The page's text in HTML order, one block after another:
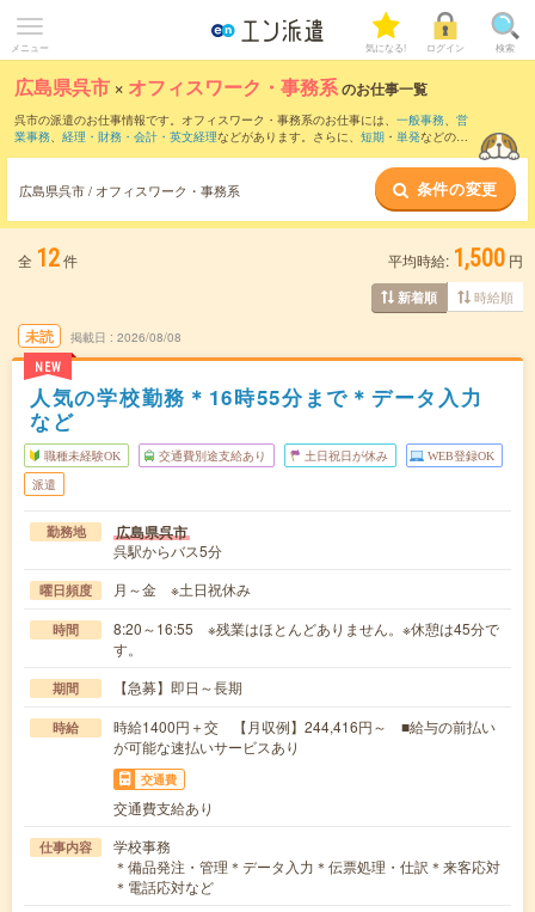
メニュー 気になる! ログイン 検索
広島県呉市 × オフィスワーク・事務系のお仕事一覧
呉市の派遣のお仕事情報です。オフィスワーク・事務系のお仕事には、 一般事務、 営
業事務、 経理・財務・会計・英文経理などがあります。さらに、 短期 ・ 単発などの期
広島県呉市 / オフィスワーク・事務系 条件の変更
全 12件 平均時給: 1,500 円
新着順 時給順
未読
NEW
掲載日 2026/08/08
人気の学校勤務＊16時55分まで＊データ入力
など
職種未経験OK 交通費別途支給あり 土日祝日が休み WEB登録OK
派遣
勤務地 広島県呉市
呉駅からバス5分
曜日頻度 月～金 ※土日祝休み
時間
8:20～16:55 ※残業はほとんどありません。※休憩は45分で
す。
期間 【急募】即日～長期
時給
時給1400円＋交 【月収例】244,416円～ ■給与の前払い
が可能な速払いサービスあり
交通費
交通費支給あり
仕事内容
学校事務
＊備品発注・管理＊データ入力＊伝票処理・仕訳＊来客応対
＊電話応対など